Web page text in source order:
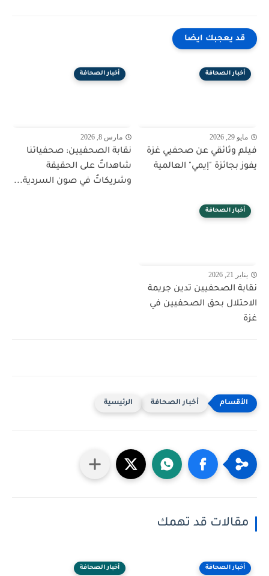
قد يعجبك ايضا
أخبار الصحافة
مايو 29, 2026
فيلم وثائقي عن صحفيي غزة
يفوز بجائزة "إيمي" العالمية
أخبار الصحافة
مارس 8, 2026
نقابة الصحفيين: صحفياتنا
شاهداتٌ على الحقيقة
وشريكاتٌ في صون السردية...
أخبار الصحافة
يناير 21, 2026
نقابة الصحفيين تدين جريمة
الاحتلال بحق الصحفيين في
غزة
أخبار الصحافة الرئيسية
مقالات قد تهمك
أخبار الصحافة أخبار الصحافة